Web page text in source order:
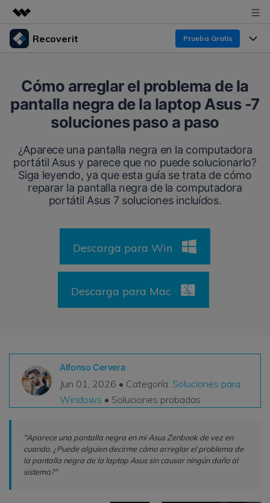
Productos destacados
Utilidades
Empresas
Resumen
Quiénes somos
Sala de prensa
Tienda
Recoverit Prueba Gratis
Recoverit para Windows
Líder en recuperación para Windows
Pruébalo Gratis
Repairit - Reparar Datos
UBackit - Respaldar Datos
Funciones
Recuperar Medios Borrados
Soluciones de Recuperación Exclusivas Nuevo
Escenarios de Pérdida de Datos
Recursos
Por qué Recoverit
Experto en Recuperación de Datos
Temas Destacados
DESCARGAR Sign In
Cómo arreglar el problema de la
pantalla negra de la laptop Asus -7
soluciones paso a paso
¿Aparece una pantalla negra en la computadora
portátil Asus y parece que no puede solucionarlo?
Siga leyendo, ya que esta guía se trata de cómo
reparar la pantalla negra de la computadora
portátil Asus 7 soluciones incluídos.
Descarga para Win
Descarga para Mac
Alfonso Cervera
Jun 01, 2026 • Categoría: Soluciones para
Windows • Soluciones probadas
"Aparece una pantalla negra en mi Asus Zenbook de vez en
cuando. ¿Puede alguien decirme cómo arreglar el problema de
la pantalla negra de la laptop Asus sin causar ningún daño al
sistema?"